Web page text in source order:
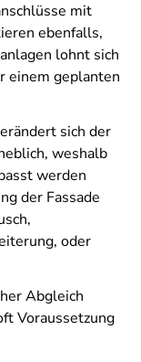
mit
ebenfalls,
lohnt sich
einem geplanten
sich der
weshalb
werden
der Fassade
oder
Abgleich
Voraussetzung